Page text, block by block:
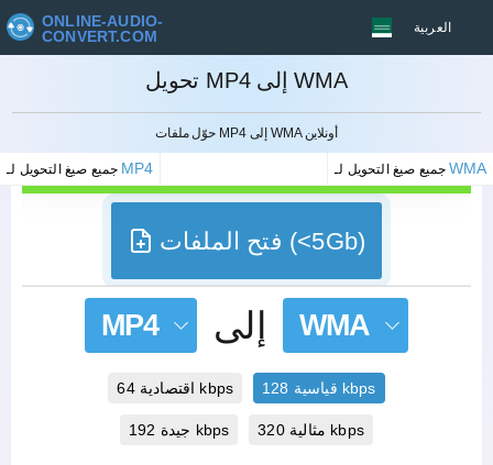
ONLINE-AUDIO-
CONVERT.COM
العربية
تحويل MP4 إلى WMA
حوّل ملفات MP4 إلى WMA أونلاين
MP4 جميع صيغ التحويل لـWMA
إلغاء
فتح الملفات (<5Gb)
MP4 إلى WMA
اقتصادية 64 kbps قياسية 128 kbps
جيدة 192 kbps مثالية 320 kbps